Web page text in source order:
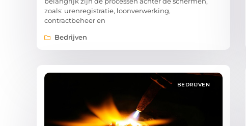
zoals: urenregistratie, loonverwerking,
contractbeheer en
Bedrijven
BEDRIJVEN